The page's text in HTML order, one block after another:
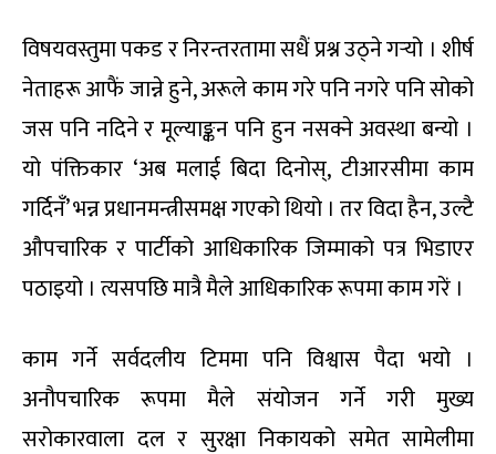
विषयवस्तुमा पकड र निरन्तरतामा सधैं प्रश्न उठ्ने गर्‍यो । शीर्ष
नेताहरू आफैं जान्ने हुने, अरूले काम गरे पनि नगरे पनि सोको
जस पनि नदिने र मूल्याङ्कन पनि हुन नसक्ने अवस्था बन्यो ।
यो पंक्तिकार ‘अब मलाई बिदा दिनोस्, टीआरसीमा काम
गर्दिनँ’ भन्न प्रधानमन्त्रीसमक्ष गएको थियो । तर विदा हैन, उल्टै
औपचारिक र पार्टीको आधिकारिक जिम्माको पत्र भिडाएर
पठाइयो । त्यसपछि मात्रै मैले आधिकारिक रूपमा काम गरें ।
काम गर्ने सर्वदलीय टिममा पनि विश्वास पैदा भयो ।
अनौपचारिक रूपमा मैले संयोजन गर्ने गरी मुख्य
सरोकारवाला दल र सुरक्षा निकायको समेत सामेलीमा